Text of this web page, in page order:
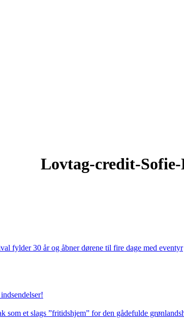
Lovtag-credit-
fylder 30 år og åbner dørene til fire dage med eventyr
som et slags ”fritidshjem” for den gådefulde